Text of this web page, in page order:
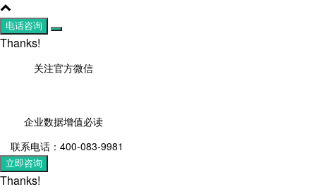
电话咨询
Thanks!
关注官方微信
企业数据增值必读
联系电话：400-083-9981
立即咨询
Thanks!